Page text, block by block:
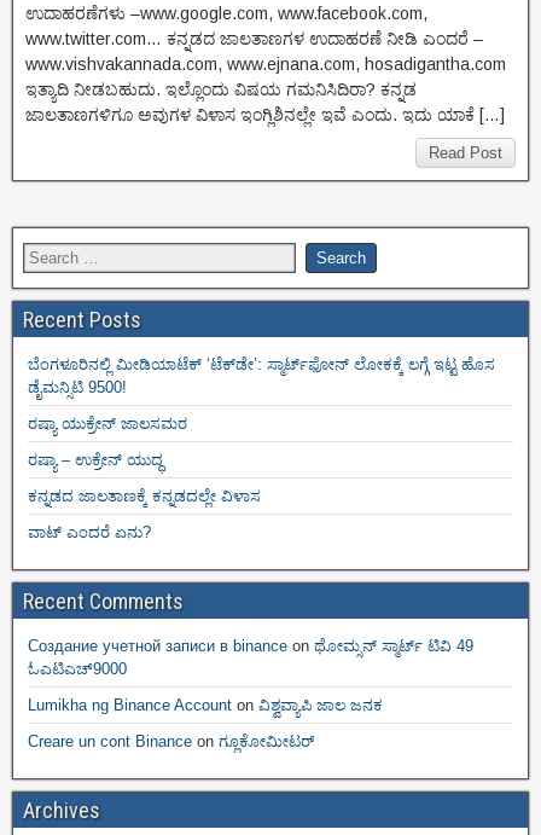
ಉದಾಹರಣೆಗಳು –www.google.com, www.facebook.com,
www.twitter.com… ಕನ್ನಡದ ಜಾಲತಾಣಗಳ ಉದಾಹರಣೆ ನೀಡಿ ಎಂದರೆ –
www.vishvakannada.com, www.ejnana.com, hosadigantha.com
ಇತ್ಯಾದಿ ನೀಡಬಹುದು. ಇಲ್ಲೊಂದು ವಿಷಯ ಗಮನಿಸಿದಿರಾ? ಕನ್ನಡ
ಜಾಲತಾಣಗಳಿಗೂ ಅವುಗಳ ವಿಳಾಸ ಇಂಗ್ಲಿಶಿನಲ್ಲೇ ಇವೆ ಎಂದು. ಇದು ಯಾಕೆ […]
Read Post
Recent Posts
ಬೆಂಗಳೂರಿನಲ್ಲಿ ಮೀಡಿಯಾಟೆಕ್‌ ‘ಟೆಕ್‌ಡೇ’: ಸ್ಮಾರ್ಟ್‌ಫೋನ್ ಲೋಕಕ್ಕೆ ಲಗ್ಗೆ ಇಟ್ಟ ಹೊಸ
ಡೈಮನ್ಸಿಟಿ 9500!
ರಷ್ಯಾ ಯುಕ್ರೇನ್ ಜಾಲಸಮರ
ರಷ್ಯಾ – ಉಕ್ರೇನ್ ಯುದ್ಧ
ಕನ್ನಡದ ಜಾಲತಾಣಕ್ಕೆ ಕನ್ನಡದಲ್ಲೇ ವಿಳಾಸ
ವಾಟ್ ಎಂದರೆ ಏನು?
Recent Comments
Создание учетной записи в binance on ಥೋಮ್ಸನ್ ಸ್ಮಾರ್ಟ್‌ ಟಿವಿ 49
ಓಎಟಿಎಚ್9000
Lumikha ng Binance Account on ವಿಶ್ವವ್ಯಾಪಿ ಜಾಲ ಜನಕ
Creare un cont Binance on ಗ್ಲೂಕೋಮೀಟರ್
Archives